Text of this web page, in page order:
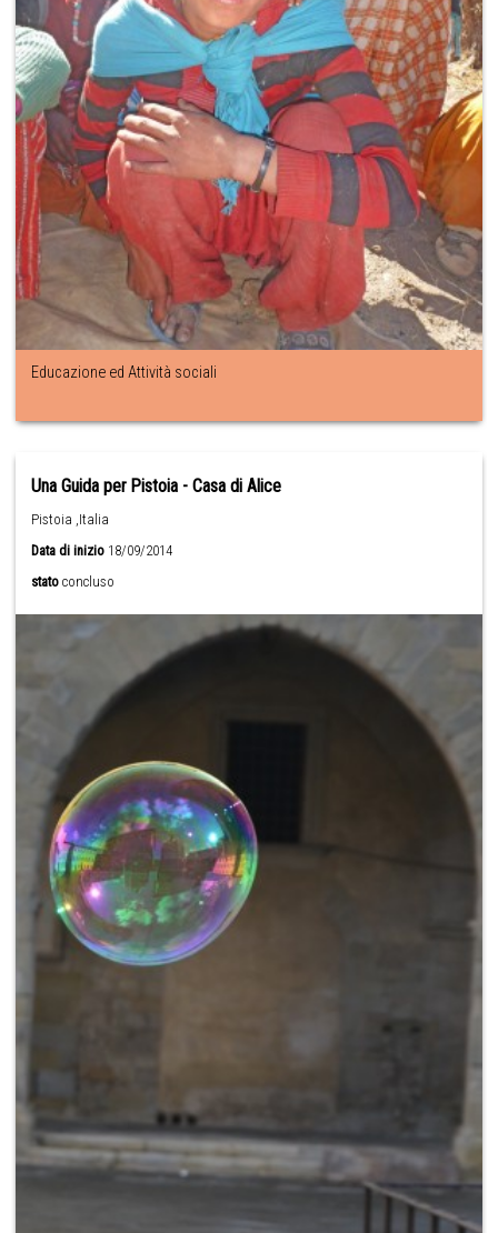
Educazione ed Attività sociali
Una Guida per Pistoia - Casa di Alice
Pistoia ,Italia
Data di inizio 18/09/2014
stato concluso